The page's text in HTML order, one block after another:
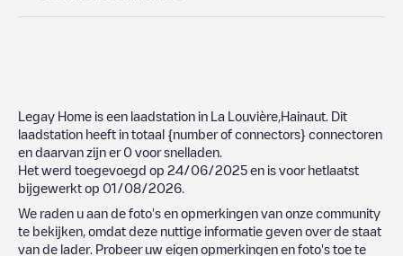
Legay Home is een laadstation in La Louvière Hainaut . Dit
laadstation heeft in totaal {number of connectors} connectoren
en daarvan zijn er 0 voor snelladen.
Het werd toegevoegd op 24/06/2025 en is voor hetlaatst
bijgewerkt op 01/08/2026
We raden u aan de foto's en opmerkingen van onze community
te bekijken, omdat deze nuttige informatie geven over de staat
van de lader. Probeer uw eigen opmerkingen en foto's toe te